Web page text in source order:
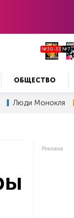
№30-33 №7
ОБЩЕСТВО
Люди Монокля
Реклама